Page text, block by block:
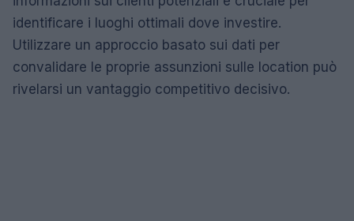
identificare i luoghi ottimali dove investire.
Utilizzare un approccio basato sui dati per
convalidare le proprie assunzioni sulle location può
rivelarsi un vantaggio competitivo decisivo.